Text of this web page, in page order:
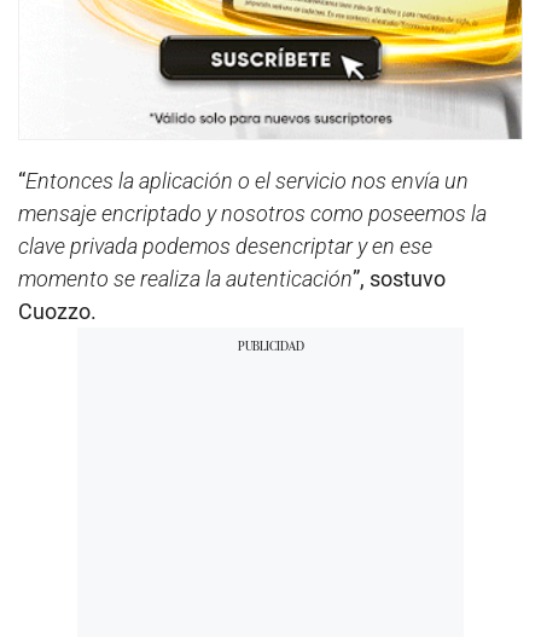
“Entonces la aplicación o el servicio nos envía un
mensaje encriptado y nosotros como poseemos la
clave privada podemos desencriptar y en ese
momento se realiza la autenticación”, sostuvo
Cuozzo.